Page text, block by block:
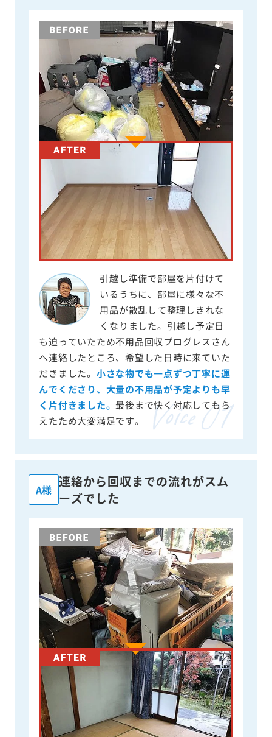
引越し準備で部屋を片付けて
いるうちに、部屋に様々な不
用品が散乱して整理しきれな
くなりました。引越し予定日
も迫っていたため不用品回収プログレスさん
へ連絡したところ、希望した日時に来ていた
だきました。 小さな物でも一点ずつ丁寧に運
んでくださり、大量の不用品が予定よりも早
く片付きました。 最後まで快く対応してもら
えたため大変満足です。
A様
連絡から回収までの流れがスム
ーズでした